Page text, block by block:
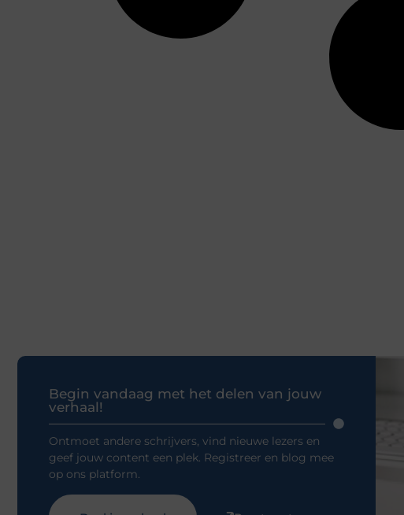
Begin vandaag met het delen van jouw
verhaal!
Ontmoet andere schrijvers, vind nieuwe lezers en
geef jouw content een plek. Registreer en blog mee
op ons platform.